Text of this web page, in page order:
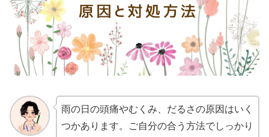
雨の日の頭痛やむくみ、だるさの原因はいく
つかあります。ご自分の合う方法でしっかり